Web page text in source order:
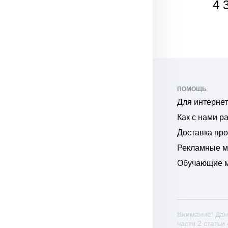
4
ПОМОЩЬ
Для
Как с нами
Доставка
Рекламные
Обучающие
Внимание!
части 2